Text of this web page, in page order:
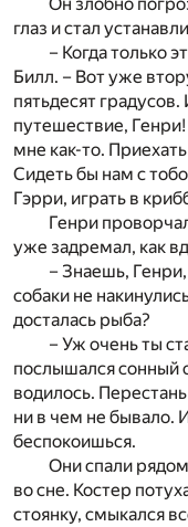
глаз и стал
– Когда только
Билл. – Вот уже
пятьдесят
путешествие,
мне как-то.
Сидеть бы нам с
Гэрри, играть в
Генри
уже задремал, как
– Знаешь,
собаки не
досталась рыба?
– Уж очень ты
послышался сонный
водилось.
ни в чем не бывало.
беспокоишься.
Они спали
во сне. Костер
стоянку, смыкался